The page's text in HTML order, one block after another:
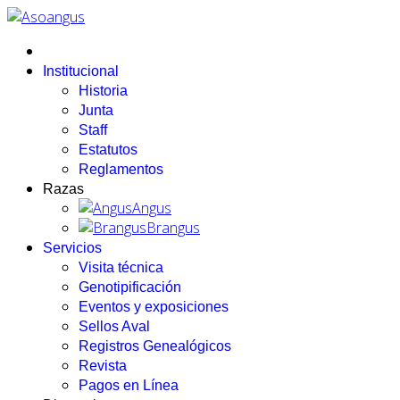
Institucional
Historia
Junta
Staff
Estatutos
Reglamentos
Razas
Angus
Brangus
Servicios
Visita técnica
Genotipificación
Eventos y exposiciones
Sellos Aval
Registros Genealógicos
Revista
Pagos en Línea